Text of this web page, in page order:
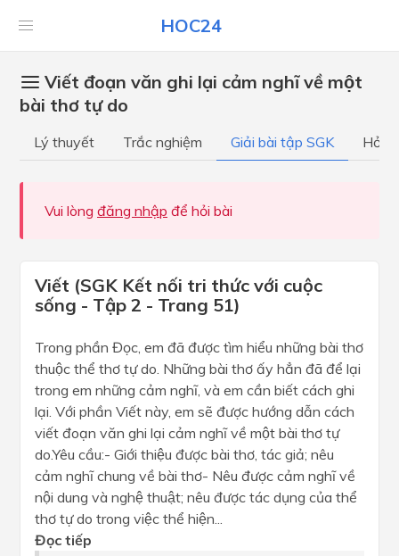
HOC24
Viết đoạn văn ghi lại cảm nghĩ về một
bài thơ tự do
Lý thuyết Trắc nghiệm Giải bài tập SGK Hỏi
Vui lòng đăng nhập để hỏi bài
Viết (SGK Kết nối tri thức với cuộc
sống - Tập 2 - Trang 51)
Trong phần Đọc, em đã được tìm hiểu những bài thơ
thuộc thể thơ tự do. Những bài thơ ấy hẳn đã để lại
trong em những cảm nghĩ, và em cần biết cách ghi
lại. Với phần Viết này, em sẽ được hướng dẫn cách
viết đoạn văn ghi lại cảm nghĩ về một bài thơ tự
do.Yêu cầu:- Giới thiệu được bài thơ, tác giả; nêu
cảm nghĩ chung về bài thơ- Nêu được cảm nghĩ về
nội dung và nghệ thuật; nêu được tác dụng của thể
thơ tự do trong việc thể hiện...
Đọc tiếp